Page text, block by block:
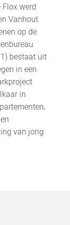
werd
Vanhout
op de
bestaat uit
in een
in
van jong